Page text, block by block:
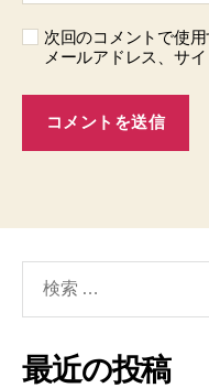
次回のコメントで使
メールアドレス、サイ
象:
最近の投稿